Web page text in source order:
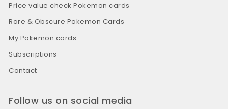
Price value check Pokemon cards
Rare & Obscure Pokemon Cards
My Pokemon cards
Subscriptions
Contact
Follow us on social media